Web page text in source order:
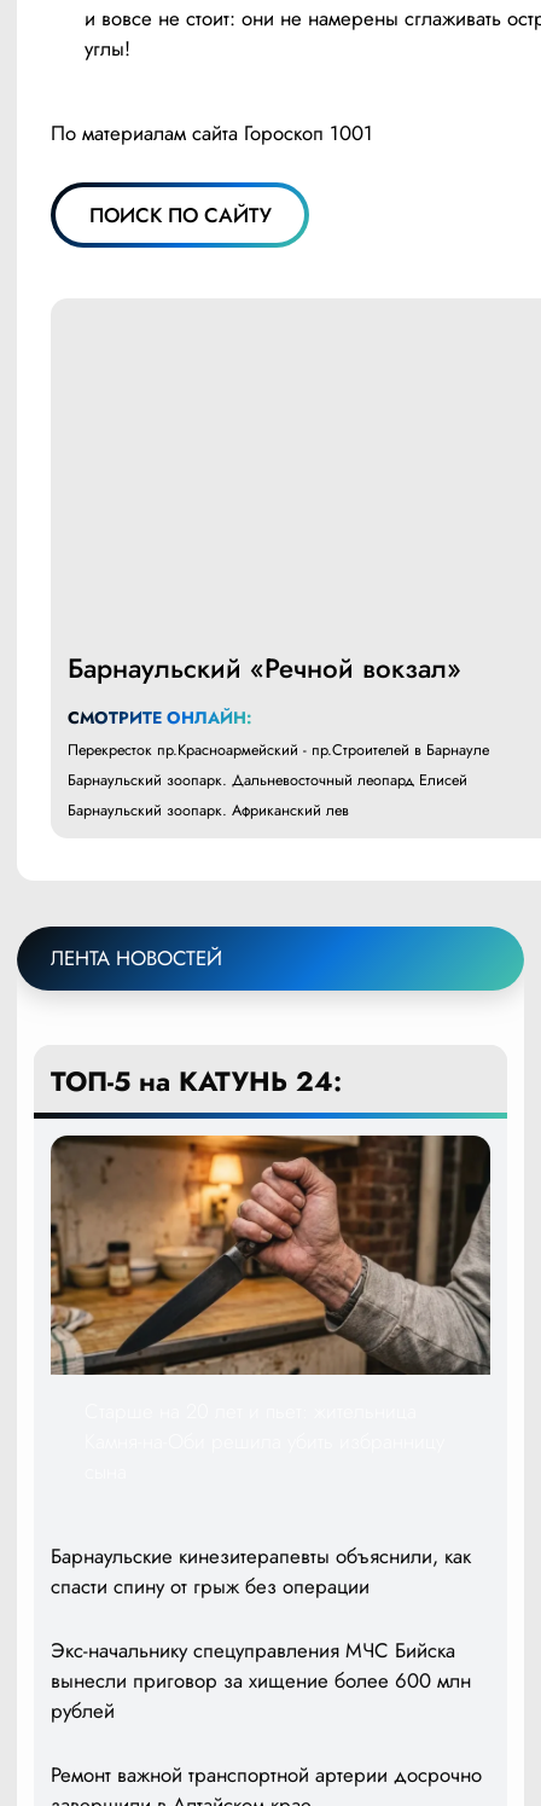
и вовсе не стоит: они не намерены сглаживать
углы!
По материалам сайта Гороскоп 1001
ПОИСК ПО САЙТУ
Барнаульский «Речной вокзал»
СМОТРИТЕ ОНЛАЙН:
Перекресток пр.Красноармейский - пр.Строителей в Барнауле
Барнаульский зоопарк. Дальневосточный леопард Елисей
Барнаульский зоопарк. Африканский лев
ЛЕНТА НОВОСТЕЙ
ТОП-5 на КАТУНЬ 24:
Барнаульские кинезитерапевты объяснили, как
спасти спину от грыж без операции
Экс-начальнику спецуправления МЧС Бийска
вынесли приговор за хищение более 600 млн
рублей
Ремонт важной транспортной артерии досрочно